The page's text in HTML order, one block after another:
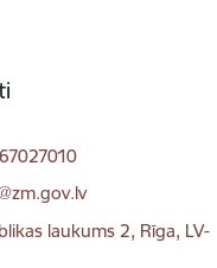
laukums 2, Rīga, LV-